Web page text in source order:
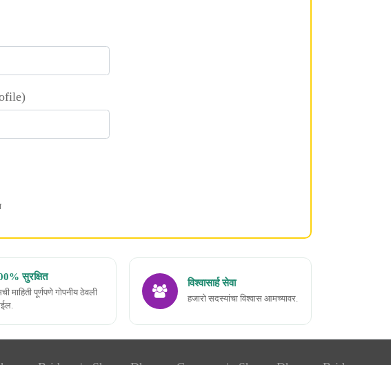
सुरक्षित
माहिती पूर्णपणे गोपनीय ठेवली
विश्वासार्ह सेवा
हजारो सदस्यांचा विश्वास आमच्यावर.